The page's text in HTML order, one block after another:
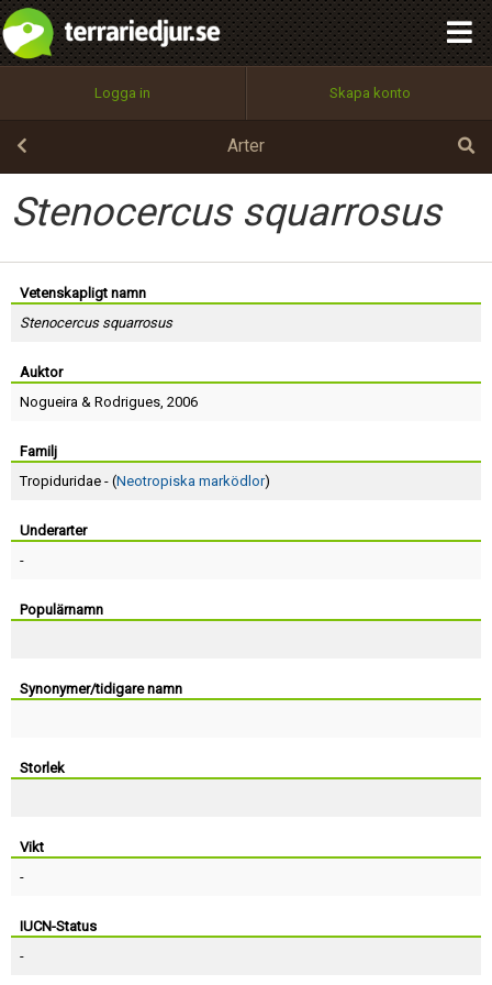
Logga in Skapa konto
Arter
Stenocercus squarrosus
Vetenskapligt namn
Stenocercus squarrosus
Auktor
Nogueira & Rodrigues, 2006
Familj
Tropiduridae - (Neotropiska marködlor)
Underarter
-
Populärnamn
Synonymer/tidigare namn
Storlek
Vikt
-
IUCN-Status
-
Utför
100%
OK
integritetspolicy
Namn:
Epost:
Lösenord:
Terms of Service
Skapa konto
Begär nytt lösenord
Tillbaka till förstasidan